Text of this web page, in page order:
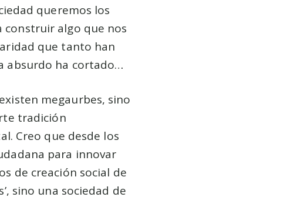
queremos los
construir algo que nos
que tanto han
absurdo ha cortado…
megaurbes, sino
tradición
Creo que desde los
para innovar
de creación social de
sino una sociedad de